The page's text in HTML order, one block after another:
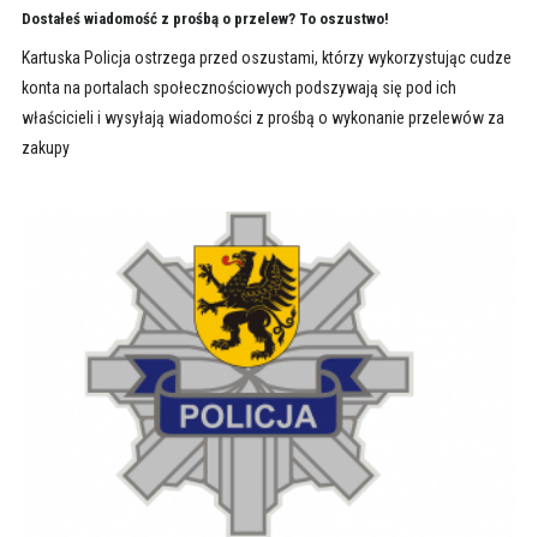
Dostałeś wiadomość z prośbą o przelew? To oszustwo!
Kartuska Policja ostrzega przed oszustami, którzy wykorzystując cudze
konta na portalach społecznościowych podszywają się pod ich
właścicieli i wysyłają wiadomości z prośbą o wykonanie przelewów za
zakupy